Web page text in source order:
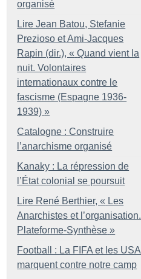
organisé
Lire Jean Batou, Stefanie
Prezioso et Ami-Jacques
Rapin (dir.), « Quand vient la
nuit. Volontaires
internationaux contre le
fascisme (Espagne 1936-
1939) »
Catalogne : Construire
l’anarchisme organisé
Kanaky : La répression de
l’État colonial se poursuit
Lire René Berthier, « Les
Anarchistes et l’organisation.
Plateforme-Synthèse »
Football : La FIFA et les USA
marquent contre notre camp